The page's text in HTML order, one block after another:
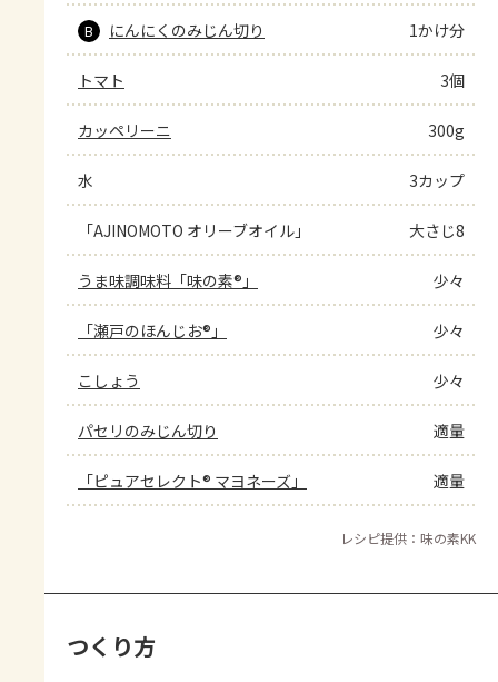
B にんにくのみじん切り 1かけ分
トマト 3個
カッペリーニ 300g
水 3カップ
「AJINOMOTO オリーブオイル」 大さじ8
うま味調味料「味の素®」 少々
「瀬戸のほんじお®」 少々
こしょう 少々
パセリのみじん切り 適量
「ピュアセレクト® マヨネーズ」 適量
レシピ提供：味の素KK
つくり方